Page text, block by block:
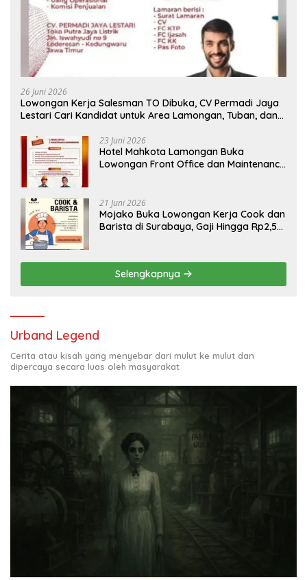
26 Juni 2026
Lowongan Kerja Salesman TO Dibuka, CV Permadi Jaya
Lestari Cari Kandidat untuk Area Lamongan, Tuban, dan
23 Juni 2026
Hotel Mahkota Lamongan Buka
Lowongan Front Office dan Maintenance
21 Juni 2026
Mojako Buka Lowongan Kerja Cook dan
Barista di Surabaya, Gaji Hingga Rp2,5
Selengkapnya
Urband Legend
Cerita atau kisah yang menyebar dari mulut ke mulut dan
dipercaya secara luas oleh masyarakat